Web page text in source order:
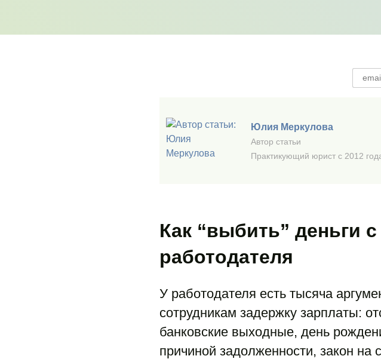
Юлия Меркулова
Автор статьи
Практикующий юрист с 2012
Как “выбить” деньги
работодателя
У работодателя есть тысяча
сотрудникам задержку зарплаты:
банковские выходные, день
причиной задолженности, закон на